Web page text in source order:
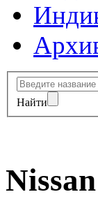
Найти